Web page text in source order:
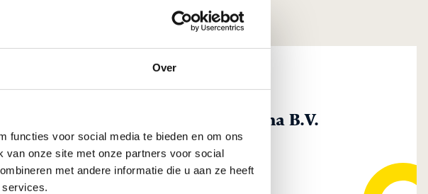
Over
functies voor social media te bieden en om ons
van onze site met onze partners voor social
met andere informatie die u aan ze heeft
Bunker-Rama B.V.
480, 3331 ML Zwijndrecht